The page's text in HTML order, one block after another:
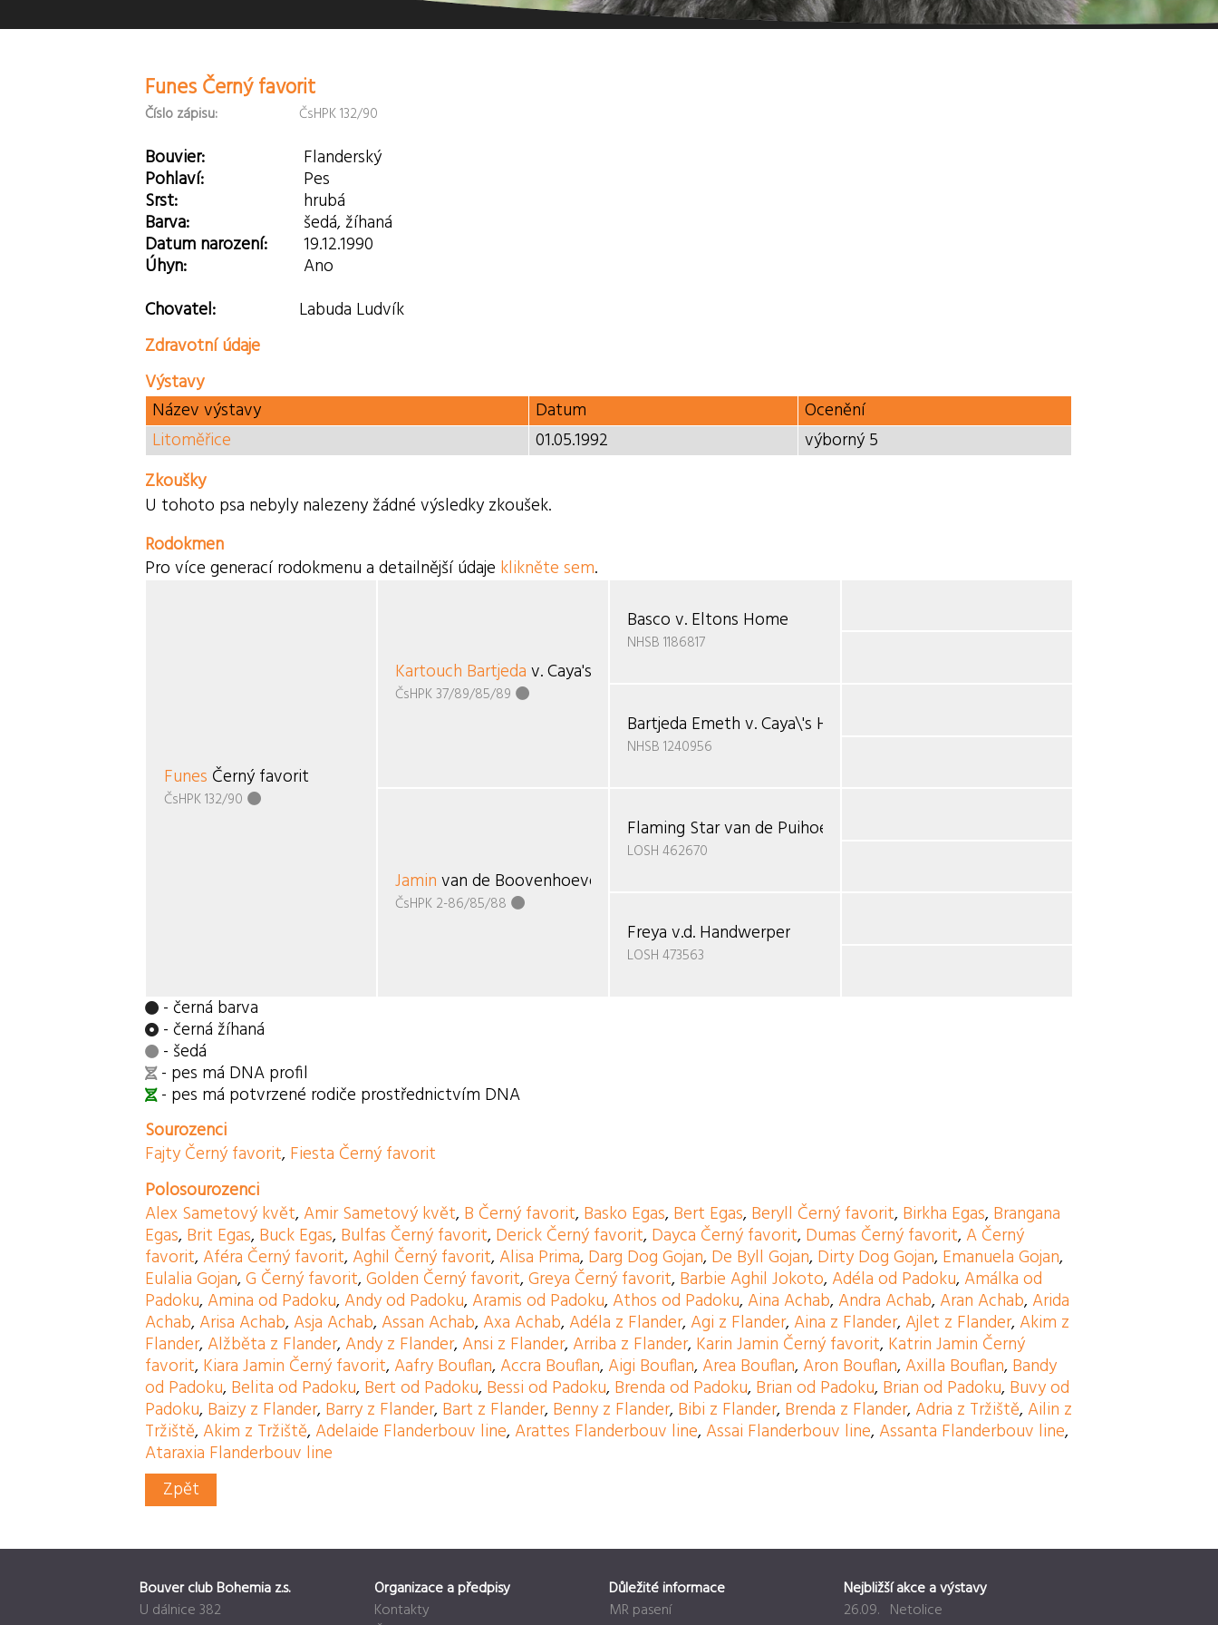
Funes Černý favorit
Číslo zápisu: ČsHPK 132/90
Bouvier:
Flanderský
Pohlaví:
Pes
Srst:
hrubá
Barva:
šedá, žíhaná
Datum narození:
19.12.1990
Úhyn:
Ano
Chovatel:
Labuda Ludvík
Zdravotní údaje
Výstavy
Název výstavy
Datum
Ocenění
Litoměřice
01.05.1992
výborný 5
Zkoušky
U tohoto psa nebyly nalezeny žádné výsledky zkoušek.
Rodokmen
Pro více generací rodokmenu a detailnější údaje klikněte sem.
Funes Černý favorit
ČsHPK 132/90
Kartouch Bartjeda v. Caya's Home
ČsHPK 37/89/85/89
Jamin van de Boovenhoeve
ČsHPK 2-86/85/88
Basco v. Eltons Home
NHSB 1186817
Bartjeda Emeth v. Caya\'s Home
NHSB 1240956
Flaming Star van de Puihoek
LOSH 462670
Freya v.d. Handwerper
LOSH 473563
- černá barva
- černá žíhaná
- šedá
- pes má DNA profil
- pes má potvrzené rodiče prostřednictvím DNA
Sourozenci
Fajty Černý favorit, Fiesta Černý favorit
Polosourozenci
Alex Sametový květ, Amir Sametový květ, B Černý favorit, Basko Egas, Bert Egas, Beryll Černý favorit, Birkha Egas, Brangana
Egas, Brit Egas, Buck Egas, Bulfas Černý favorit, Derick Černý favorit, Dayca Černý favorit, Dumas Černý favorit, A Černý
favorit, Aféra Černý favorit, Aghil Černý favorit, Alisa Prima, Darg Dog Gojan, De Byll Gojan, Dirty Dog Gojan, Emanuela Gojan,
Eulalia Gojan,G Černý favorit,Golden Černý favorit,Greya Černý favorit, Barbie Aghil Jokoto, Adéla od Padoku, Amálka od
Padoku, Amina od Padoku, Andy od Padoku, Aramis od Padoku, Athos od Padoku, Aina Achab, Andra Achab, Aran Achab, Arida
Achab, Arisa Achab, Asja Achab, Assan Achab, Axa Achab, Adéla z Flander, Agi z Flander, Aina z Flander, Ajlet z Flander, Akim z
Flander, Alžběta z Flander, Andy z Flander, Ansi z Flander, Arriba z Flander, Karin Jamin Černý favorit, Katrin Jamin Černý
favorit, Kiara Jamin Černý favorit, Aafry Bouflan, Accra Bouflan, Aigi Bouflan, Area Bouflan, Aron Bouflan, Axilla Bouflan, Bandy
od Padoku, Belita od Padoku, Bert od Padoku, Bessi od Padoku, Brenda od Padoku, Brian od Padoku, Brian od Padoku, Buvy od
Padoku, Baizy z Flander, Barry z Flander, Bart z Flander, Benny z Flander, Bibi z Flander, Brenda z Flander, Adria z Tržiště, Ailin z
Tržiště, Akim z Tržiště, Adelaide Flanderbouv line, Arattes Flanderbouv line, Assai Flanderbouv line, Assanta Flanderbouv line,
Ataraxia Flanderbouv line
Zpět
Bouver club Bohemia z.s.
U dálnice 382
Organizace a předpisy
Kontakty
Důležité informace
MR pasení
Nejbližší akce a výstavy
26.09. Netolice